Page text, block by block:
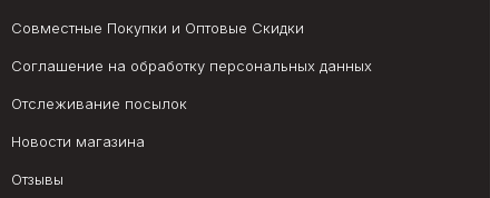
Совместные Покупки и Оптовые Скидки
Соглашение на обработку персональных данных
Отслеживание посылок
Новости магазина
Отзывы